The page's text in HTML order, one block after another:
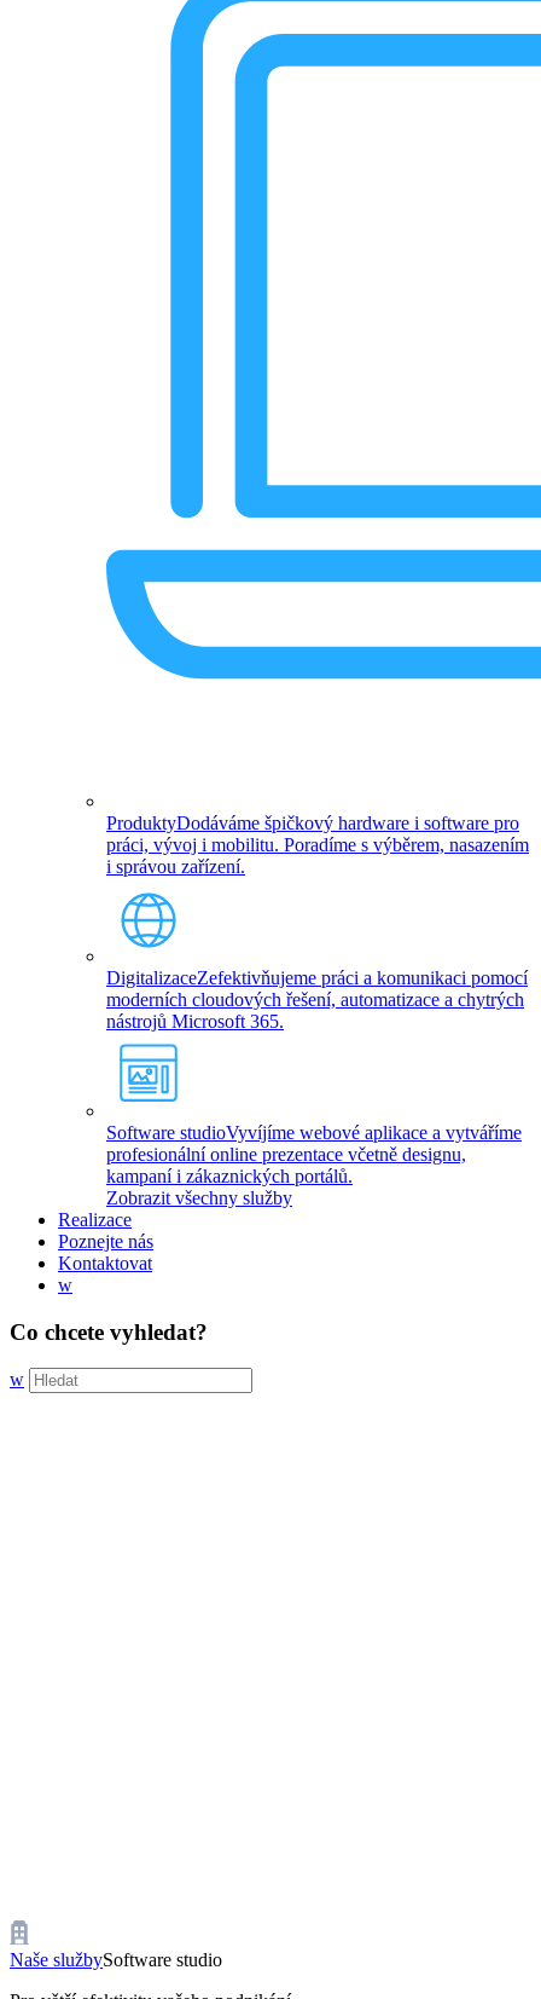
ProduktyDodáváme špičkový hardware i software pro
práci, vývoj i mobilitu. Poradíme s výběrem, nasazením
i správou zařízení.
DigitalizaceZefektivňujeme práci a komunikaci pomocí
moderních cloudových řešení, automatizace a chytrých
nástrojů Microsoft 365.
Software studioVyvíjíme webové aplikace a vytváříme
profesionální online prezentace včetně designu,
kampaní i zákaznických portálů.
Zobrazit všechny služby
Realizace
Poznejte nás
Kontaktovat
w
Co chcete vyhledat?
w
Naše službySoftware studio